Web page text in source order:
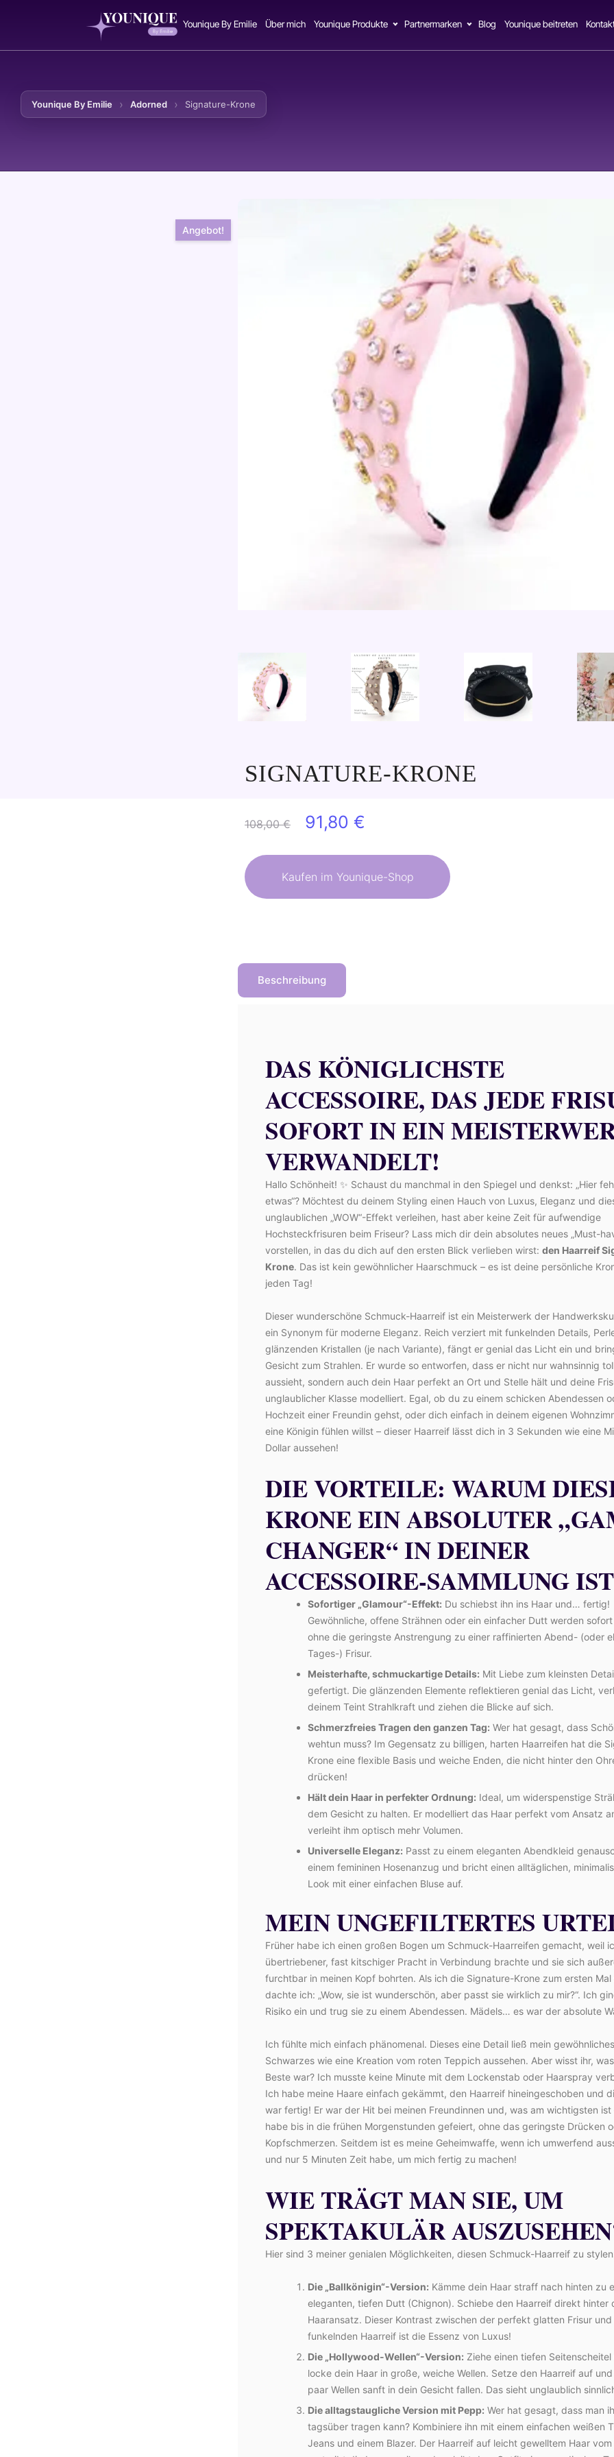
Younique By Emilie Über mich Younique Produkte Partnermarken Blog Younique beitreten
Younique By Emilie Adorned Signature-Krone
Zum Inhalt springen
Angebot!
SIGNATURE-KRONE
108,00€
Ursprünglicher
war:
108,00 €
91,80 €
ist:
91,80 €.
Kaufen im Younique-Shop
Beschreibung
DAS KÖNIGLICHSTE
ACCESSOIRE, DAS JEDE
SOFORT IN EIN
VERWANDELT!
Hallo Schönheit! ✨ Schaust du manchmal in den Spiegel und denkst: „Hier
etwas“? Möchtest du deinem Styling einen Hauch von Luxus, Eleganz und
unglaublichen „WOW“-Effekt verleihen, hast aber keine Zeit für aufwendige
Hochsteckfrisuren beim Friseur? Lass mich dir dein absolutes neues „Must-
vorstellen, in das du dich auf den ersten Blick verlieben wirst: den Haarreif
Krone. Das ist kein gewöhnlicher Haarschmuck – es ist deine persönliche
jeden Tag!
Dieser wunderschöne Schmuck-Haarreif ist ein Meisterwerk der
ein Synonym für moderne Eleganz. Reich verziert mit funkelnden Details,
glänzenden Kristallen (je nach Variante), fängt er genial das Licht ein und
Gesicht zum Strahlen. Er wurde so entworfen, dass er nicht nur wahnsinnig
aussieht, sondern auch dein Haar perfekt an Ort und Stelle hält und deine
unglaublicher Klasse modelliert. Egal, ob du zu einem schicken Abendessen
Hochzeit einer Freundin gehst, oder dich einfach in deinem eigenen
eine Königin fühlen willst – dieser Haarreif lässt dich in 3 Sekunden wie eine
Dollar aussehen!
DIE VORTEILE: WARUM
KRONE EIN ABSOLUTER
CHANGER“ IN DEINER
ACCESSOIRE-SAMMLUNG IST
Sofortiger „Glamour“-Effekt: Du schiebst ihn ins Haar und… fertig!
Gewöhnliche, offene Strähnen oder ein einfacher Dutt werden
ohne die geringste Anstrengung zu einer raffinierten Abend- (oder
Tages-) Frisur.
Meisterhafte, schmuckartige Details: Mit Liebe zum kleinsten
gefertigt. Die glänzenden Elemente reflektieren genial das Licht,
deinem Teint Strahlkraft und ziehen die Blicke auf sich.
Schmerzfreies Tragen den ganzen Tag: Wer hat gesagt, dass
wehtun muss? Im Gegensatz zu billigen, harten Haarreifen hat die
Krone eine flexible Basis und weiche Enden, die nicht hinter den
drücken!
Hält dein Haar in perfekter Ordnung: Ideal, um widerspenstige
dem Gesicht zu halten. Er modelliert das Haar perfekt vom Ansatz
verleiht ihm optisch mehr Volumen.
Universelle Eleganz: Passt zu einem eleganten Abendkleid
einem femininen Hosenanzug und bricht einen alltäglichen,
Look mit einer einfachen Bluse auf.
MEIN UNGEFILTERTES
Früher habe ich einen großen Bogen um Schmuck-Haarreifen gemacht, weil
übertriebener, fast kitschiger Pracht in Verbindung brachte und sie sich
furchtbar in meinen Kopf bohrten. Als ich die Signature-Krone zum ersten Mal
dachte ich: „Wow, sie ist wunderschön, aber passt sie wirklich zu mir?“. Ich
Risiko ein und trug sie zu einem Abendessen. Mädels… es war der absolute
Ich fühlte mich einfach phänomenal. Dieses eine Detail ließ mein
Schwarzes wie eine Kreation vom roten Teppich aussehen. Aber wisst ihr,
Beste war? Ich musste keine Minute mit dem Lockenstab oder Haarspray
Ich habe meine Haare einfach gekämmt, den Haarreif hineingeschoben und
war fertig! Er war der Hit bei meinen Freundinnen und, was am wichtigsten ist
habe bis in die frühen Morgenstunden gefeiert, ohne das geringste Drücken
Kopfschmerzen. Seitdem ist es meine Geheimwaffe, wenn ich umwerfend
und nur 5 Minuten Zeit habe, um mich fertig zu machen!
WIE TRÄGT MAN SIE, UM
SPEKTAKULÄR
Hier sind 3 meiner genialen Möglichkeiten, diesen Schmuck-Haarreif zu
Die „Ballkönigin“-Version: Kämme dein Haar straff nach hinten zu
eleganten, tiefen Dutt (Chignon). Schiebe den Haarreif direkt hinter
Haaransatz. Dieser Kontrast zwischen der perfekt glatten Frisur und
funkelnden Haarreif ist die Essenz von Luxus!
Die „Hollywood-Wellen“-Version: Ziehe einen tiefen Seitenscheitel
locke dein Haar in große, weiche Wellen. Setze den Haarreif auf und
paar Wellen sanft in dein Gesicht fallen. Das sieht unglaublich
Die alltagstaugliche Version mit Pepp: Wer hat gesagt, dass man
tagsüber tragen kann? Kombiniere ihn mit einem einfachen weißen
Jeans und einem Blazer. Der Haarreif auf leicht gewelltem Haar vom